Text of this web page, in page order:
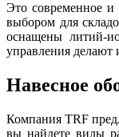
Это современное
выбором для
оснащены литий-
управления
Навесное
Компания TRF
вы найдете вилы